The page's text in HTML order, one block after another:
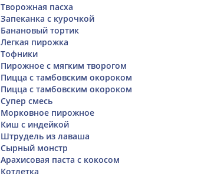
Творожная пасха
Запеканка с курочкой
Банановый тортик
Легкая пирожка
Тофники
Пирожное с мягким творогом
Пицца с тамбовским окороком
Пицца с тамбовским окороком
Супер смесь
Морковное пирожное
Киш с индейкой
Штрудель из лаваша
Сырный монстр
Арахисовая паста с кокосом
Котлетка